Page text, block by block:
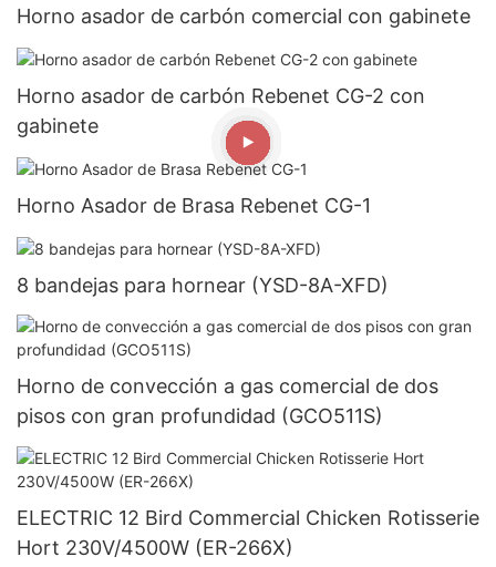
Horno asador de carbón comercial con gabinete
Horno asador de carbón Rebenet CG-2 con
gabinete
Horno Asador de Brasa Rebenet CG-1
8 bandejas para hornear (YSD-8A-XFD)
Horno de convección a gas comercial de dos
pisos con gran profundidad (GCO511S)
ELECTRIC 12 Bird Commercial Chicken Rotisserie
Hort 230V/4500W (ER-266X)